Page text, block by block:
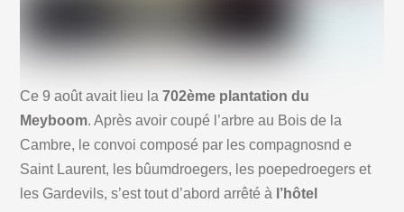
Ce 9 août avait lieu la 702ème plantation du
Meyboom. Après avoir coupé l’arbre au Bois de la
Cambre, le convoi composé par les compagnosnd e
Saint Laurent, les bûumdroegers, les poepedroegers et
les Gardevils, s’est tout d’abord arrêté à l’hôtel